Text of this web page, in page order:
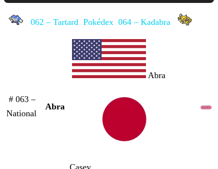
062 – Tartard Pokédex 064 – Kadabra
# 063 –
National
Abra
Abra